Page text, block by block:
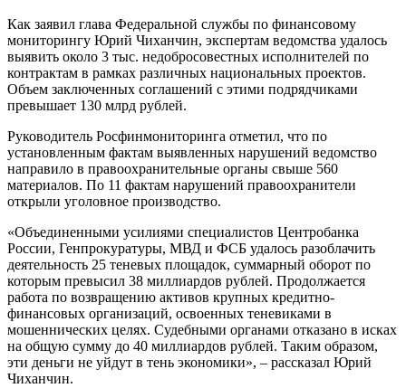
Как заявил глава Федеральной службы по финансовому
мониторингу Юрий Чиханчин, экспертам ведомства удалось
выявить около 3 тыс. недобросовестных исполнителей по
контрактам в рамках различных национальных проектов.
Объем заключенных соглашений с этими подрядчиками
превышает 130 млрд рублей.
Руководитель Росфинмониторинга отметил, что по
установленным фактам выявленных нарушений ведомство
направило в правоохранительные органы свыше 560
материалов. По 11 фактам нарушений правоохранители
открыли уголовное производство.
«Объединенными усилиями специалистов Центробанка
России, Генпрокуратуры, МВД и ФСБ удалось разоблачить
деятельность 25 теневых площадок, суммарный оборот по
которым превысил 38 миллиардов рублей. Продолжается
работа по возвращению активов крупных кредитно-
финансовых организаций, освоенных теневиками в
мошеннических целях. Судебными органами отказано в исках
на общую сумму до 40 миллиардов рублей. Таким образом,
эти деньги не уйдут в тень экономики», – рассказал Юрий
Чиханчин.